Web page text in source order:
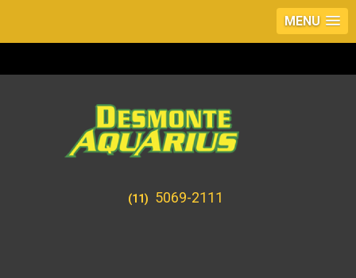
MENU
(11) 5069-2111